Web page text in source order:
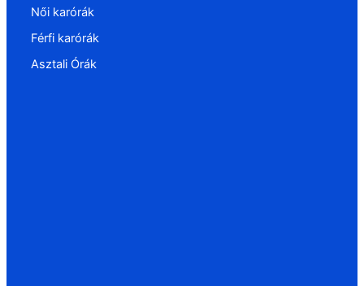
Női karórák
Férfi karórák
Asztali Órák